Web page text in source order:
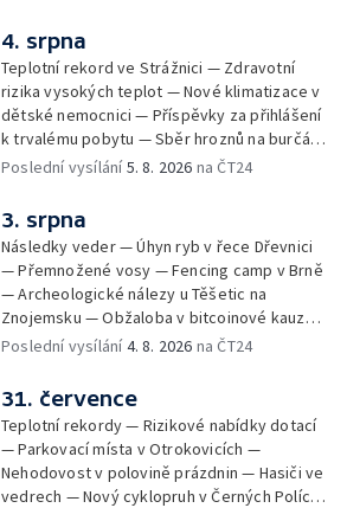
stadionu na Vyškovsku — Výstraha před
bouřkami — Brno hostí Mezinárodní kytarový
festival — Očkování po kousnutí netopýrem
4. srpna
Teplotní rekord ve Strážnici — Zdravotní
rizika vysokých teplot — Nové klimatizace v
dětské nemocnici — Příspěvky za přihlášení
k trvalému pobytu — Sběr hroznů na burčák
— Dokončení oprav vedení — Skončil termín
vody v obcích — Vyschlá koryta potoků —
Sdílení strážníků na Brněnsku
Poslední vysílání5. 8. 2026 na ČT24
3. srpna
Následky veder — Úhyn ryb v řece Dřevnici
— Přemnožené vosy — Fencing camp v Brně
— Archeologické nálezy u Těšetic na
Znojemsku — Obžaloba v bitcoinové kauze
— Přestavba silnice přes Bzenec na
Zašové — Letní opravy divadel — Český hlas
ve vesmíru
Poslední vysílání4. 8. 2026 na ČT24
31. července
Teplotní rekordy — Rizikové nabídky dotací
— Parkovací místa v Otrokovicích —
Nehodovost v polovině prázdnin — Hasiči ve
vedrech — Nový cyklopruh v Černých Polích